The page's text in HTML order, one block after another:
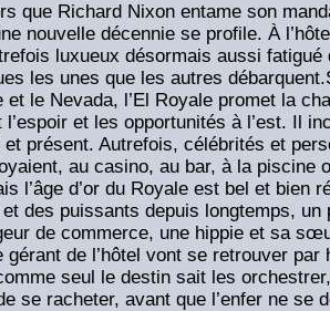
que Richard Nixon entame son
nouvelle décennie se profile. À
luxueux désormais aussi
les unes que les autres
et le Nevada, l’El Royale promet la
l’espoir et les opportunités à l’est. Il
présent. Autrefois, célébrités et
au casino, au bar, à la piscine
l’âge d’or du Royale est bel et bien
des puissants depuis longtemps, un
de commerce, une hippie et sa
gérant de l’hôtel vont se retrouver
seul le destin sait les
se racheter, avant que l’enfer ne se